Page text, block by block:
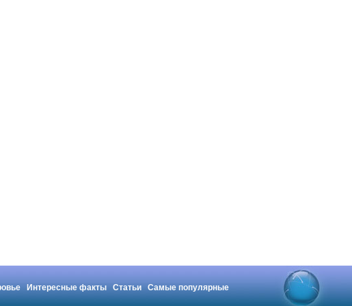
Интересные факты Статьи
Самые популярные